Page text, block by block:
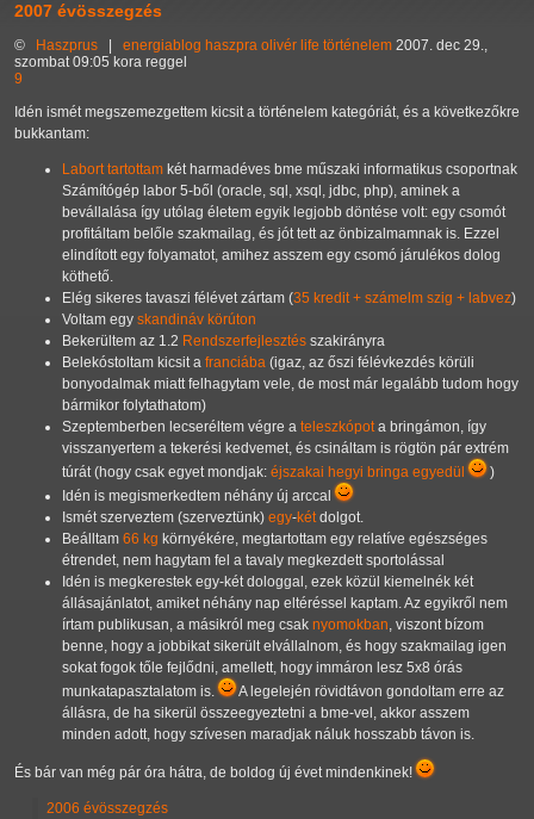
2007 évösszegzés
© Haszprus energiablog haszpra olivér life történelem 2007. dec 29.,
szombat 09:05 kora reggel
9
Idén ismét megszemezgettem kicsit a történelem kategóriát, és a következőkre
bukkantam:
Labort tartottam két harmadéves bme műszaki informatikus csoportnak
Számítógép labor 5-ből (oracle, sql, xsql, jdbc, php), aminek a
bevállalása így utólag életem egyik legjobb döntése volt: egy csomót
profitáltam belőle szakmailag, és jót tett az önbizalmamnak is. Ezzel
elindított egy folyamatot, amihez asszem egy csomó járulékos dolog
köthető.
Elég sikeres tavaszi félévet zártam (35 kredit + számelm szig + labvez)
Voltam egy skandináv körúton
Bekerültem az 1.2 Rendszerfejlesztés szakirányra
Belekóstoltam kicsit a franciába (igaz, az őszi félévkezdés körüli
bonyodalmak miatt felhagytam vele, de most már legalább tudom hogy
bármikor folytathatom)
Szeptemberben lecseréltem végre a teleszkópota bringámon, így
visszanyertem a tekerési kedvemet, és csináltam is rögtön pár extrém
túrát (hogy csak egyet mondjak: éjszakai hegyi bringa egyedül
)
Idén is megismerkedtem néhány új arccal
Ismét szerveztem (szerveztünk) egy-kétdolgot.
Beálltam 66 kg környékére, megtartottam egy relatíve egészséges
étrendet, nem hagytam fel a tavaly megkezdett sportolással
Idén is megkerestek egy-két dologgal, ezek közül kiemelnék két
állásajánlatot, amiket néhány nap eltéréssel kaptam. Az egyikről nem
írtam publikusan, a másikról meg csak nyomokban, viszont bízom
benne, hogy a jobbikat sikerült elvállalnom, és hogy szakmailag igen
sokat fogok tőle fejlődni, amellett, hogy immáron lesz 5x8 órás
munkatapasztalatom is.
A legelején rövidtávon gondoltam erre az
állásra, de ha sikerül összeegyeztetni a bme-vel, akkor asszem
minden adott, hogy szívesen maradjak náluk hosszabb távon is.
És bár van még pár óra hátra, de boldog új évet mindenkinek!
2006 évösszegzés